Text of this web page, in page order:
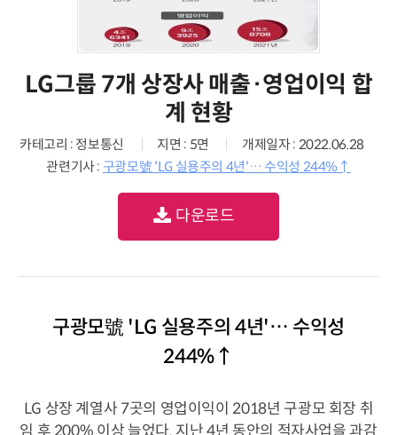
LG그룹 7개 상장사 매출·영업이익 합
계 현황
카테고리 : 정보통신 지면 : 5면
개제일자 : 2022.06.28
관련기사 : 구광모號 'LG 실용주의 4년'… 수익성 244%↑
다운로드
구광모號 'LG 실용주의 4년'… 수익성
244%↑
LG 상장 계열사 7곳의 영업이익이 2018년 구광모 회장 취
임 후 200% 이상 늘었다. 지난 4년 동안의 적자사업을 과감